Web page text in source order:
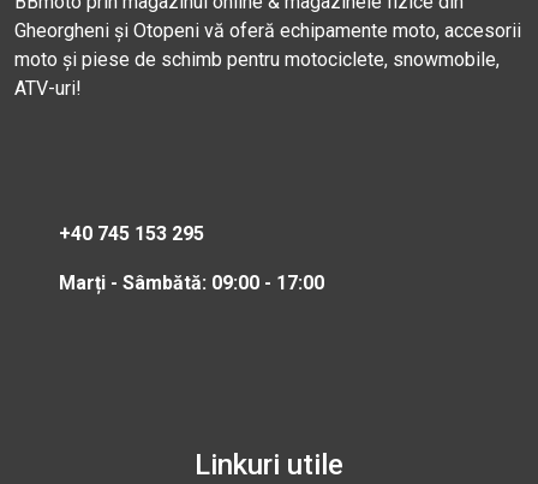
Gheorgheni și Otopeni vă oferă echipamente moto, accesorii
moto și piese de schimb pentru motociclete, snowmobile,
ATV-uri!
+40 745 153 295
Marți - Sâmbătă: 09:00 - 17:00
Linkuri utile